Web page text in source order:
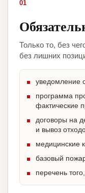
01
Только то, без
без лишних
уведомление
программа
фактические
договоры на
и вывоз
медицинские
базовый
перечень